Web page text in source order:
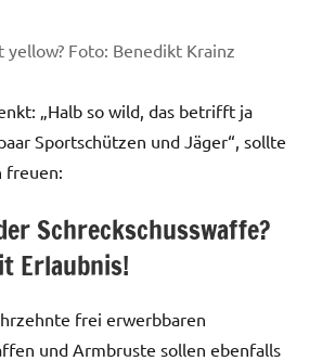
yellow? Foto: Benedikt Krainz
„Halb so wild, das betrifft ja
Sportschützen und Jäger“, sollte
freuen:
Schreckschusswaffe?
Erlaubnis!
frei erwerbbaren
und Armbruste sollen ebenfalls